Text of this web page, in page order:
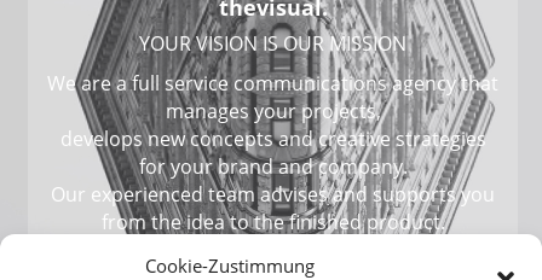
Cookie-Zustimmung
thevisual.
YOUR VISION IS OUR MISSION
We are a full service communications agency that
manages your projects,
develops new concepts and creative strategies
for your brand and company.
Our experienced team advises and supports you
from the idea to the finished product.